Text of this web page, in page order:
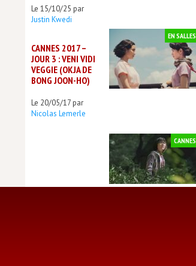
Le 15/10/25 par
Justin Kwedi
EN SALLES
CANNES 2017 –
JOUR 3 : VENI VIDI
VEGGIE (OKJA DE
BONG JOON-HO)
Le 20/05/17 par
Nicolas Lemerle
CANNES